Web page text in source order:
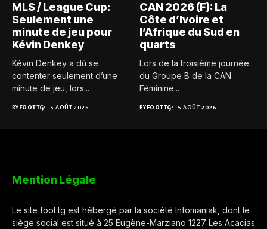
MLS / League Cup:
Seulement une
minute de jeu pour
Kévin Denkey
Kévin Denkey a dû se
contenter seulement d’une
minute de jeu, lors...
BYFOOT.TG 5 AOÛT 2026
CAN 2026 (F): La
Côte d’Ivoire et
l’Afrique du Sud en
quarts
Lors de la troisième journée
du Groupe B de la CAN
Féminine...
BYFOOT.TG 5 AOÛT 2026
Mention Légale
Le site foot.tg est hébergé par la société Infomaniak, dont le
siège social est situé à 25 Eugène-Marziano 1227 Les Acacias